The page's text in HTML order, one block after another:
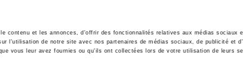
contenu et les annonces, d'offrir des fonctionnalités relatives aux médias sociaux
l'utilisation de notre site avec nos partenaires de médias sociaux, de publicité et
vous leur avez fournies ou qu'ils ont collectées lors de votre utilisation de leurs
Environment History International